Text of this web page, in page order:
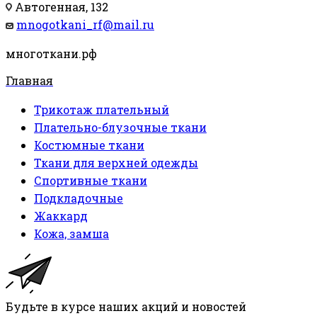
Автогенная, 132
mnogotkani_rf@mail.ru
многоткани.рф
Главная
Трикотаж плательный
Плательно-блузочные ткани
Костюмные ткани
Ткани для верхней одежды
Спортивные ткани
Подкладочные
Жаккард
Кожа, замша
Будьте в курсе наших акций и новостей